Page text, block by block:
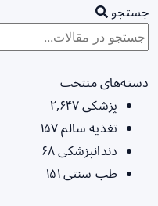
جستجو
دسته‌های منتخب
پزشکی۲,۶۴۷
تغذیه سالم۱۵۷
دندانپزشکی۶۸
طب سنتی۱۵۱